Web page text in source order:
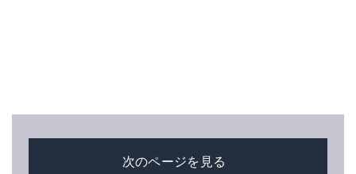
次のページを見る